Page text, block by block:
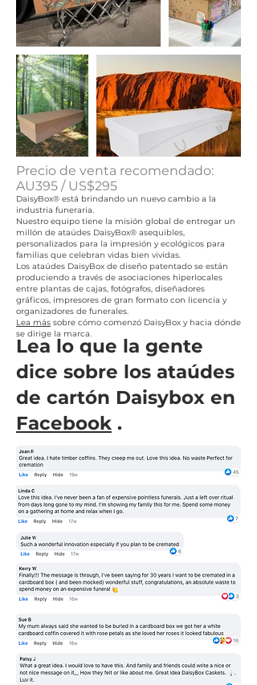
Precio de venta recomendado:
AU395 / US$295
DaisyBox® está brindando un nuevo cambio a la
industria funeraria.
Nuestro equipo tiene la misión global de entregar un
millón de ataúdes DaisyBox® asequibles,
personalizados para la impresión y ecológicos para
familias que celebran vidas bien vividas.
Los ataúdes DaisyBox de diseño patentado se están
produciendo a través de asociaciones hiperlocales
entre plantas de cajas, fotógrafos, diseñadores
gráficos, impresores de gran formato con licencia y
organizadores de funerales.
Lea más sobre cómo comenzó DaisyBox y hacia dónde
se dirige la marca.
Lea lo que la gente
dice sobre los ataúdes
de cartón Daisybox en
Facebook .